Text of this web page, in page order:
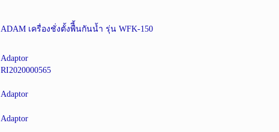
ADAM เครื่องชั่งตั้งพืี้นกันน้ำ รุ่น WFK-150
Adaptor
RI2020000565
Adaptor
Adaptor